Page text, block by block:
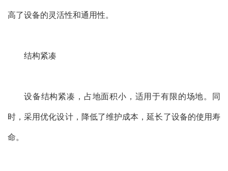
高了设备的灵活性和通用性。
结构紧凑
设备结构紧凑，占地面积小，适用于有限的场地。同
时，采用优化设计，降低了维护成本，延长了设备的使用寿
命。